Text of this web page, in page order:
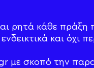
ρητά κάθε πράξη
και όχι
με σκοπό την